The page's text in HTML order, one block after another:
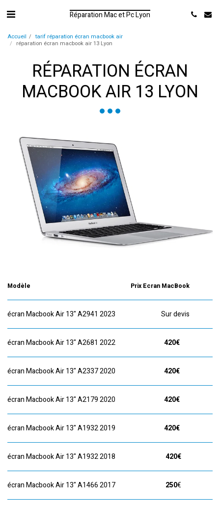
Réparation Mac et Pc Lyon
Accueil
tarif réparation écran macbook air
réparation écran macbook air 13 Lyon
RÉPARATION ÉCRAN
MACBOOK AIR 13 LYON
Modèle Prix Ecran MacBook
écran Macbook Air 13" A2941 2023 Sur devis
écran Macbook Air 13" A2681 2022 420€
écran Macbook Air 13" A2337 2020 420€
écran Macbook Air 13" A2179 2020 420€
écran Macbook Air 13" A1932 2019 420€
écran Macbook Air 13" A1932 2018 420€
écran Macbook Air 13" A1466 2017 250€